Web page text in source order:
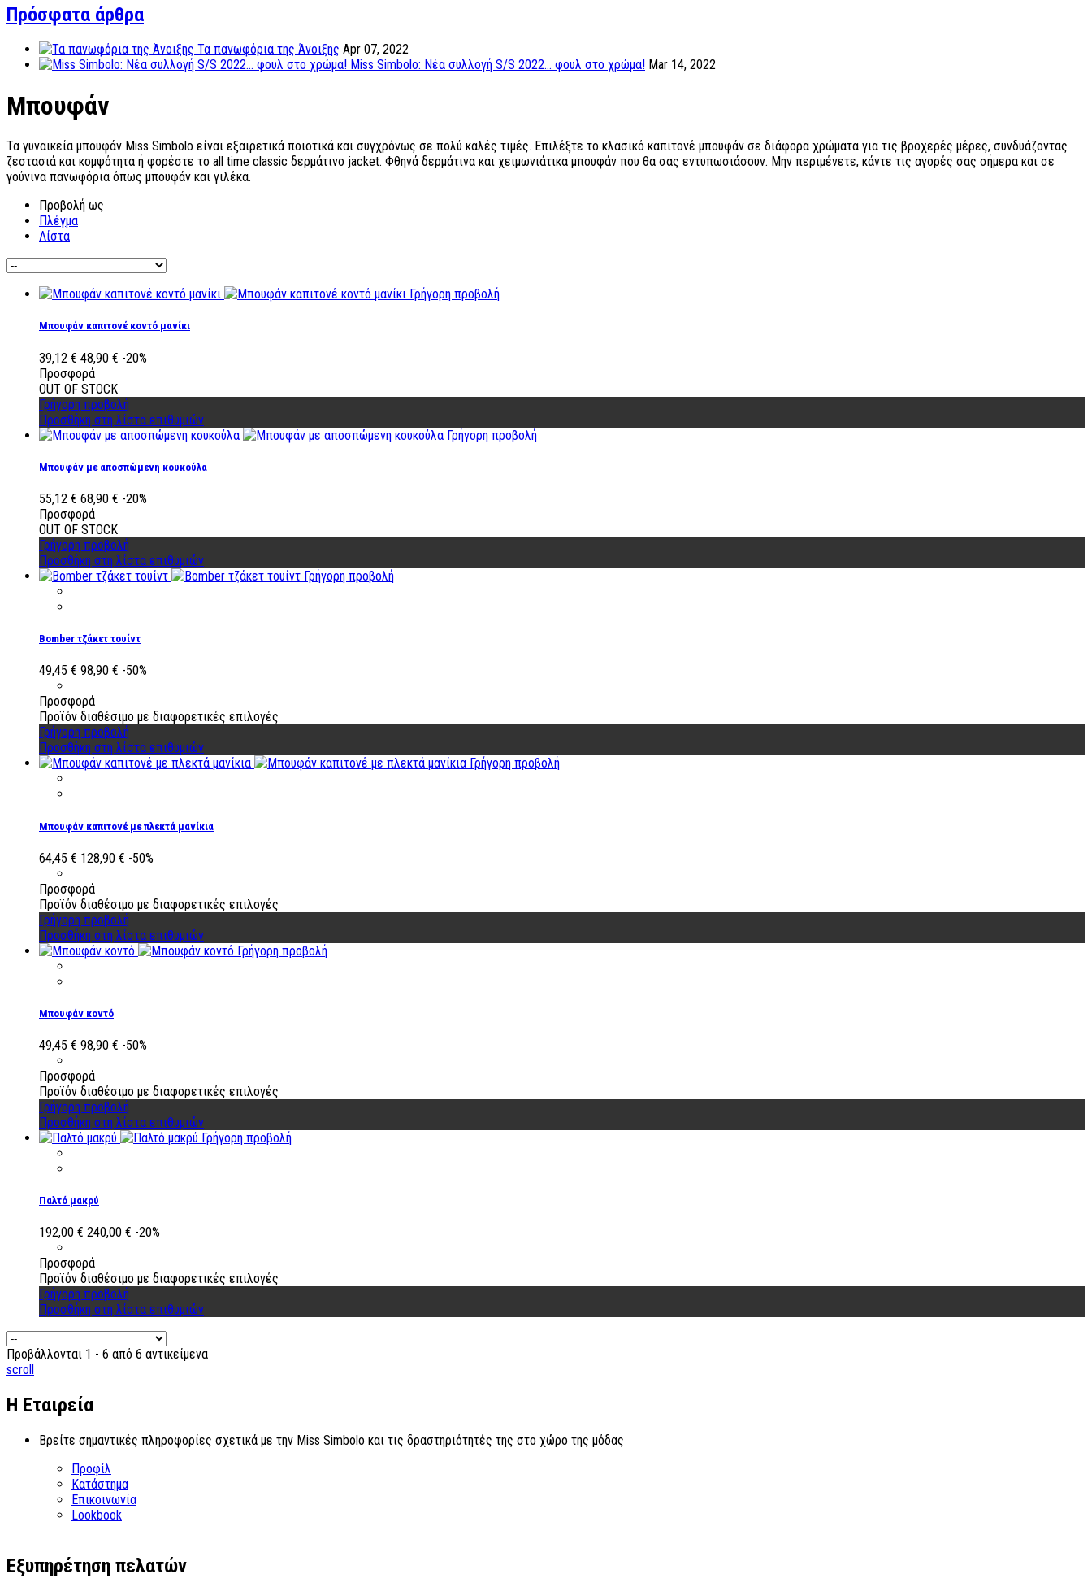
Πρόσφατα άρθρα
Τα πανωφόρια της Άνοιξης Apr 07, 2022
Miss Simbolo: Νέα συλλογή S/S 2022... φουλ στο χρώμα! Mar 14, 2022
Μπουφάν
Τα γυναικεία μπουφάν Miss Simbolo είναι εξαιρετικά ποιοτικά και συγχρόνως σε πολύ καλές τιμές. Επιλέξτε το κλασικό καπιτονέ μπουφάν σε διάφορα χρώματα για τις βροχερές μέρες, συνδυάζοντας
ζεστασιά και κομψότητα ή φορέστε το all time classic δερμάτινο jacket. Φθηνά δερμάτινα και χειμωνιάτικα μπουφάν που θα σας εντυπωσιάσουν. Μην περιμένετε, κάντε τις αγορές σας σήμερα και σε
γούνινα πανωφόρια όπως μπουφάν και γιλέκα.
Προβολή ως
Πλέγμα
Λίστα
Γρήγορη προβολή
Μπουφάν καπιτονέ κοντό μανίκι
39,12 € 48,90 € -20%
Προσφορά
OUT OF STOCK
Γρήγορη προβολή
Προσθήκη στη λίστα επιθυμιών
Γρήγορη προβολή
Μπουφάν με αποσπώμενη κουκούλα
55,12 € 68,90 € -20%
Προσφορά
OUT OF STOCK
Γρήγορη προβολή
Προσθήκη στη λίστα επιθυμιών
Γρήγορη προβολή
Bomber τζάκετ τουίντ
49,45 € 98,90 € -50%
Προσφορά
Προϊόν διαθέσιμο με διαφορετικές επιλογές
Γρήγορη προβολή
Προσθήκη στη λίστα επιθυμιών
Γρήγορη προβολή
Μπουφάν καπιτονέ με πλεκτά μανίκια
64,45 € 128,90 € -50%
Προσφορά
Προϊόν διαθέσιμο με διαφορετικές επιλογές
Γρήγορη προβολή
Προσθήκη στη λίστα επιθυμιών
Γρήγορη προβολή
Μπουφάν κοντό
49,45 € 98,90 € -50%
Προσφορά
Προϊόν διαθέσιμο με διαφορετικές επιλογές
Γρήγορη προβολή
Προσθήκη στη λίστα επιθυμιών
Γρήγορη προβολή
Παλτό μακρύ
192,00 € 240,00 € -20%
Προσφορά
Προϊόν διαθέσιμο με διαφορετικές επιλογές
Γρήγορη προβολή
Προσθήκη στη λίστα επιθυμιών
Προβάλλονται 1 - 6 από 6 αντικείμενα
scroll
Η Εταιρεία
Βρείτε σημαντικές πληροφορίες σχετικά με την Miss Simbolo και τις δραστηριότητές της στο χώρο της μόδας
Προφίλ
Κατάστημα
Επικοινωνία
Lookbook
Εξυπηρέτηση πελατών